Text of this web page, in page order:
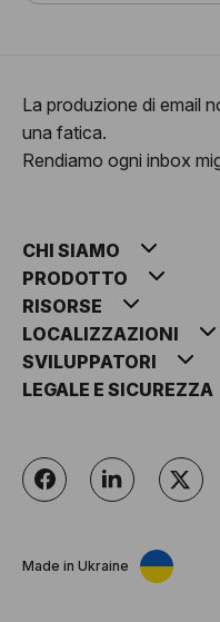
La produzione di email
una fatica.
Rendiamo ogni inbox
CHI SIAMO
PRODOTTO
RISORSE
LOCALIZZAZIONI
SVILUPPATORI
LEGALE E SICUREZZA
Made in Ukraine